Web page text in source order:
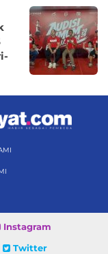
Instagram
Twitter